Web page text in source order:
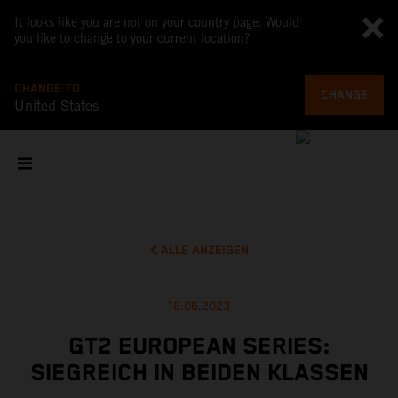
It looks like you are not on your country page. Would
you like to change to your current location?
CHANGE TO
United States
CHANGE
ALLE ANZEIGEN
18.06.2023
GT2 EUROPEAN SERIES:
SIEGREICH IN BEIDEN KLASSEN